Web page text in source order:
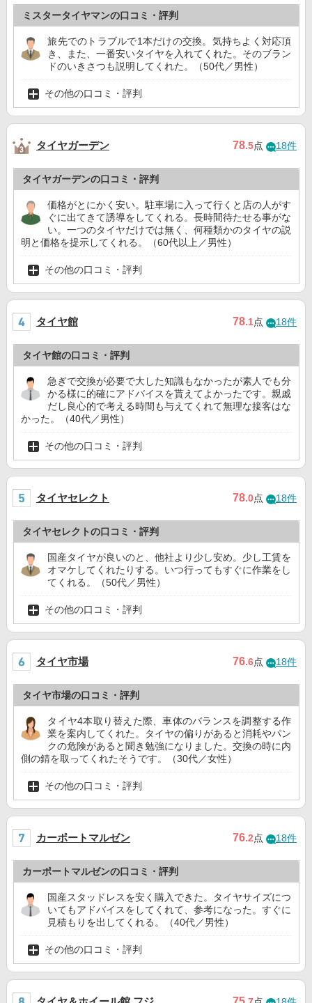
ミスタータイヤマンの口コミ・評判
旅先でのトラブルで1本だけの交換。気持ちよく対応頂
き、また、一番安いタイヤを入れてくれた。そのブラン
ドのいきさつも説明してくれた。（50代／男性）
その他の口コミ・評判
タイヤガーデン 78.5点 18件
タイヤガーデンの口コミ・評判
価格がとにかく安い。駐車場に入って行くと店の人がす
ぐに出てきて誘導をしてくれる。長時間待たせる事がな
い。一つのタイヤだけでは無く、何種類かのタイヤの説
明と価格を提示してくれる。（60代以上／男性）
その他の口コミ・評判
タイヤ館 78.1点 18件
タイヤ館の口コミ・評判
急ぎで交換が必要で大した知識もなかったが素人でも分
かる様に的確にアドバイスを貰えてよかったです。親戚
だし良心的で考える時間も与えてくれて無理な接客はな
かった。（40代／男性）
その他の口コミ・評判
タイヤセレクト 78.0点 18件
タイヤセレクトの口コミ・評判
国産タイヤが良いのと、他社より少し安め。少し工賃を
オマケしてくれたりする。いつ行ってもすぐに作業をし
てくれる。（50代／男性）
その他の口コミ・評判
タイヤ市場 76.6点 18件
タイヤ市場の口コミ・評判
タイヤ4本取り替えた際、車体のバランスを調整する作
業を案内してくれた。タイヤの偏りがあると消耗やパン
クの危険があると聞き勉強になりました。交換の時に内
側の錆を取ってくれたそうです。（30代／女性）
その他の口コミ・評判
カーポートマルゼン 76.2点 18件
カーポートマルゼンの口コミ・評判
国産スタッドレスを安く購入できた。タイヤサイズにつ
いてもアドバイスをしてくれて、参考になった。すぐに
見積もりを出してくれる。（40代／男性）
その他の口コミ・評判